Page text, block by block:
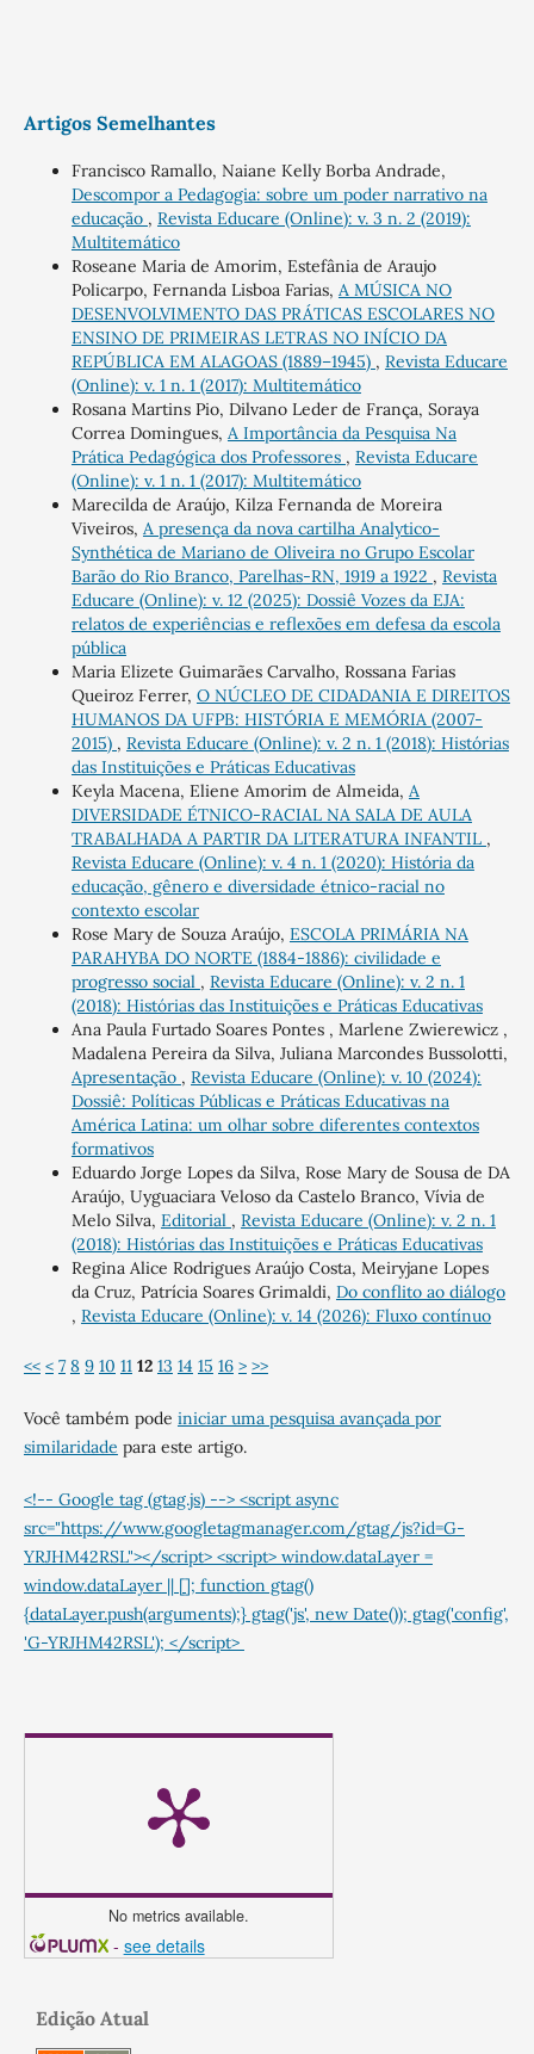
Artigos Semelhantes
Francisco Ramallo, Naiane Kelly Borba Andrade,
Descompor a Pedagogia: sobre um poder narrativo na
educação , Revista Educare (Online): v. 3 n. 2 (2019):
Multitemático
Roseane Maria de Amorim, Estefânia de Araujo
Policarpo, Fernanda Lisboa Farias, A MÚSICA NO
DESENVOLVIMENTO DAS PRÁTICAS ESCOLARES NO
ENSINO DE PRIMEIRAS LETRAS NO INÍCIO DA
REPÚBLICA EM ALAGOAS (1889–1945) , Revista Educare
(Online): v. 1 n. 1 (2017): Multitemático
Rosana Martins Pio, Dilvano Leder de França, Soraya
Correa Domingues, A Importância da Pesquisa Na
Prática Pedagógica dos Professores , Revista Educare
(Online): v. 1 n. 1 (2017): Multitemático
Marecilda de Araújo, Kilza Fernanda de Moreira
Viveiros, A presença da nova cartilha Analytico-
Synthética de Mariano de Oliveira no Grupo Escolar
Barão do Rio Branco, Parelhas-RN, 1919 a 1922 , Revista
Educare (Online): v. 12 (2025): Dossiê Vozes da EJA:
relatos de experiências e reflexões em defesa da escola
pública
Maria Elizete Guimarães Carvalho, Rossana Farias
Queiroz Ferrer, O NÚCLEO DE CIDADANIA E DIREITOS
HUMANOS DA UFPB: HISTÓRIA E MEMÓRIA (2007-
2015) , Revista Educare (Online): v. 2 n. 1 (2018): Histórias
das Instituições e Práticas Educativas
Keyla Macena, Eliene Amorim de Almeida, A
DIVERSIDADE ÉTNICO-RACIAL NA SALA DE AULA
TRABALHADA A PARTIR DA LITERATURA INFANTIL ,
Revista Educare (Online): v. 4 n. 1 (2020): História da
educação, gênero e diversidade étnico-racial no
contexto escolar
Rose Mary de Souza Araújo, ESCOLA PRIMÁRIA NA
PARAHYBA DO NORTE (1884-1886): civilidade e
progresso social , Revista Educare (Online): v. 2 n. 1
(2018): Histórias das Instituições e Práticas Educativas
Ana Paula Furtado Soares Pontes , Marlene Zwierewicz ,
Madalena Pereira da Silva, Juliana Marcondes Bussolotti,
Apresentação , Revista Educare (Online): v. 10 (2024):
Dossiê: Políticas Públicas e Práticas Educativas na
América Latina: um olhar sobre diferentes contextos
formativos
Eduardo Jorge Lopes da Silva, Rose Mary de Sousa de DA
Araújo, Uyguaciara Veloso da Castelo Branco, Vívia de
Melo Silva, Editorial , Revista Educare (Online): v. 2 n. 1
(2018): Histórias das Instituições e Práticas Educativas
Regina Alice Rodrigues Araújo Costa, Meiryjane Lopes
da Cruz, Patrícia Soares Grimaldi, Do conflito ao diálogo
, Revista Educare (Online): v. 14 (2026): Fluxo contínuo
<< < 7 8 9 10 11 12 13 14 15 16 > >>
Você também pode iniciar uma pesquisa avançada por
similaridade para este artigo.
<!-- Google tag (gtag.js) --> <script async
src="https://www.googletagmanager.com/gtag/js?id=G-
YRJHM42RSL"></script> <script> window.dataLayer =
window.dataLayer || []; function gtag()
{dataLayer.push(arguments);} gtag('js', new Date()); gtag('config',
'G-YRJHM42RSL'); </script>
No metrics available.
- see details
Edição Atual